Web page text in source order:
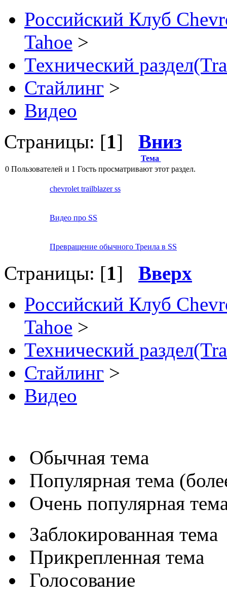
Российский Клуб
Tahoe >
Технический
Стайлинг >
Видео
Страницы: [1] Вниз
Тема
0 Пользователей и 1 Гость просматривают этот раздел.
chevrolet trailblazer ss
Видео про SS
Превращение обычного Треила в SS
Страницы: [1] Вверх
Российский Клуб
Tahoe >
Технический
Стайлинг >
Видео
Обычная тема
Популярная тема
Очень популярная
Заблокированная тема
Прикрепленная тема
Голосование